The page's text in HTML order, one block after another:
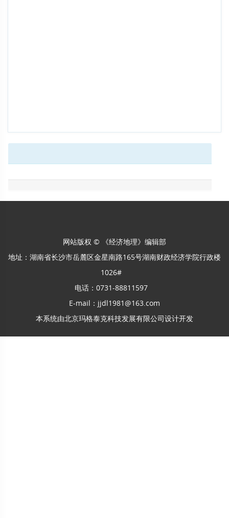
网站版权 © 《经济地理》编辑部
地址：湖南省长沙市岳麓区金星南路165号湖南财政经济学院行政楼
1026#
电话：0731-88811597
E-mail：jjdl1981@163.com
本系统由北京玛格泰克科技发展有限公司设计开发